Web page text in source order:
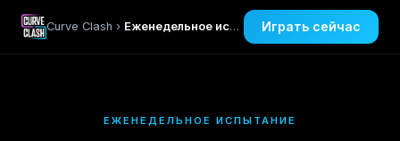
Curve Clash › Еженедельное испытание Играть сейчас
ЕЖЕНЕДЕЛЬНОЕ ИСПЫТАНИЕ